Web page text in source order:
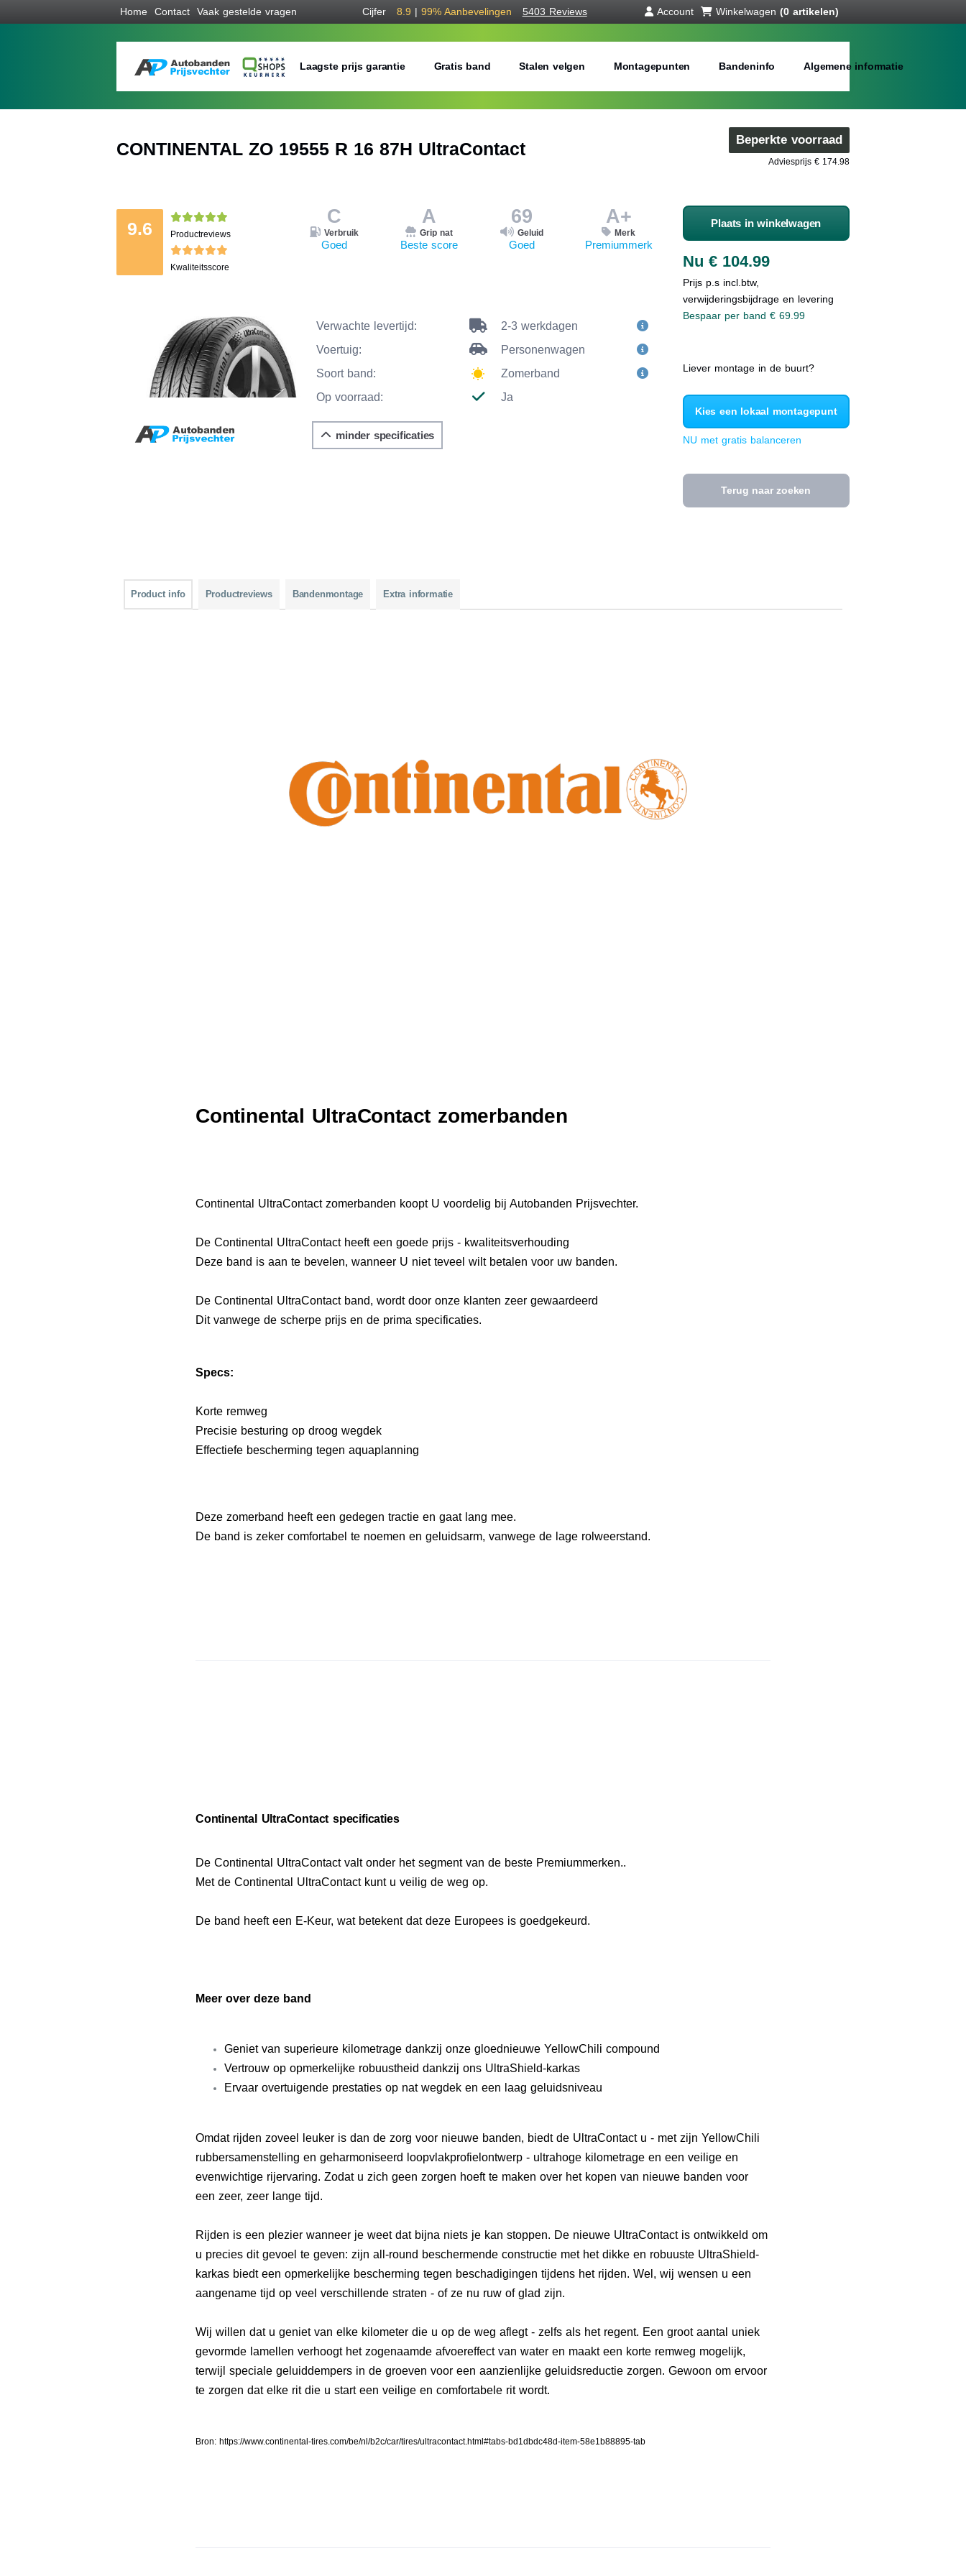
Home Contact Vaak gestelde vragen Cijfer 8.9 | 99% Aanbevelingen 5403 Reviews Account Winkelwagen (0 artikelen)
Laagste prijs garantie Gratis band Stalen velgen Montagepunten Bandeninfo Algemene informatie
CONTINENTAL ZO 19555 R 16 87H UltraContact Beperkte voorraad
Adviesprijs € 174.98
9.6 Productreviews
Kwaliteitsscore
C
Verbruik
Goed
A
Grip nat
Beste score
69
Geluid
Goed
A+
Merk
Premiummerk
Verwachte levertijd:
2-3 werkdagen
Voertuig:
Personenwagen
Soort band:
Zomerband
Op voorraad:
Ja
minder specificaties
Plaats in winkelwagen
Nu € 104.99
Prijs p.s incl.btw,
verwijderingsbijdrage en levering
Bespaar per band € 69.99
Liever montage in de buurt?
Kies een lokaal montagepunt
NU met gratis balanceren
Terug naar zoeken
Product info Productreviews Bandenmontage Extra informatie
Continental UltraContact zomerbanden
Continental UltraContact zomerbanden koopt U voordelig bij Autobanden Prijsvechter.
De Continental UltraContact heeft een goede prijs - kwaliteitsverhouding
Deze band is aan te bevelen, wanneer U niet teveel wilt betalen voor uw banden.
De Continental UltraContact band, wordt door onze klanten zeer gewaardeerd
Dit vanwege de scherpe prijs en de prima specificaties.
Specs:
Korte remweg
Precisie besturing op droog wegdek
Effectiefe bescherming tegen aquaplanning
Deze zomerband heeft een gedegen tractie en gaat lang mee.
De band is zeker comfortabel te noemen en geluidsarm, vanwege de lage rolweerstand.
Continental UltraContact specificaties
De Continental UltraContact valt onder het segment van de beste Premiummerken..
Met de Continental UltraContact kunt u veilig de weg op.
De band heeft een E-Keur, wat betekent dat deze Europees is goedgekeurd.
Meer over deze band
Geniet van superieure kilometrage dankzij onze gloednieuwe YellowChili compound
Vertrouw op opmerkelijke robuustheid dankzij ons UltraShield-karkas
Ervaar overtuigende prestaties op nat wegdek en een laag geluidsniveau
Omdat rijden zoveel leuker is dan de zorg voor nieuwe banden, biedt de UltraContact u - met zijn YellowChili
rubbersamenstelling en geharmoniseerd loopvlakprofielontwerp - ultrahoge kilometrage en een veilige en
evenwichtige rijervaring. Zodat u zich geen zorgen hoeft te maken over het kopen van nieuwe banden voor
een zeer, zeer lange tijd.
Rijden is een plezier wanneer je weet dat bijna niets je kan stoppen. De nieuwe UltraContact is ontwikkeld om
u precies dit gevoel te geven: zijn all-round beschermende constructie met het dikke en robuuste UltraShield-
karkas biedt een opmerkelijke bescherming tegen beschadigingen tijdens het rijden. Wel, wij wensen u een
aangename tijd op veel verschillende straten - of ze nu ruw of glad zijn.
Wij willen dat u geniet van elke kilometer die u op de weg aflegt - zelfs als het regent. Een groot aantal uniek
gevormde lamellen verhoogt het zogenaamde afvoereffect van water en maakt een korte remweg mogelijk,
terwijl speciale geluiddempers in de groeven voor een aanzienlijke geluidsreductie zorgen. Gewoon om ervoor
te zorgen dat elke rit die u start een veilige en comfortabele rit wordt.
Bron: https://www.continental-tires.com/be/nl/b2c/car/tires/ultracontact.html#tabs-bd1dbdc48d-item-58e1b88895-tab